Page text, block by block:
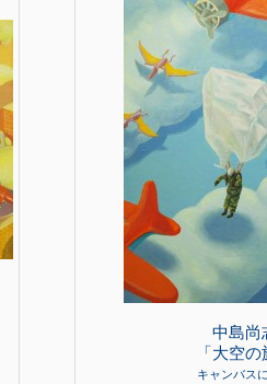
中島尚
「大空の
キャンバス